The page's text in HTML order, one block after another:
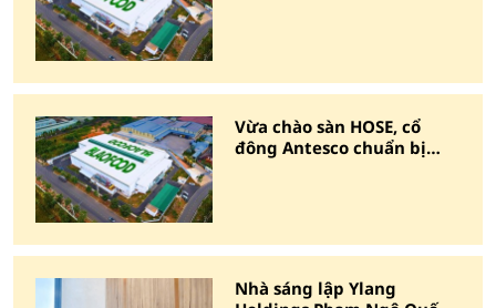
Vừa chào sàn HOSE, cổ
đông Antesco chuẩn bị
Nhà sáng lập Ylang